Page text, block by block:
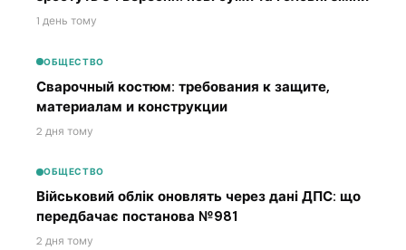
1 день тому
ОБЩЕСТВО
Сварочный костюм: требования к защите,
материалам и конструкции
2 дня тому
ОБЩЕСТВО
Військовий облік оновлять через дані ДПС: що
передбачає постанова №981
2 дня тому